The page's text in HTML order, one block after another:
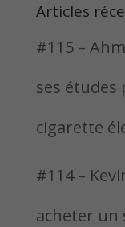
Articles
#115 –
ses études
cigarette
#114 –
acheter un